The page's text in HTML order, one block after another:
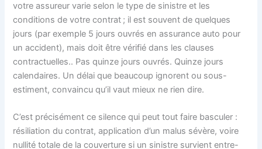
votre assureur varie selon le type de sinistre et les
conditions de votre contrat ; il est souvent de quelques
jours (par exemple 5 jours ouvrés en assurance auto pour
un accident), mais doit être vérifié dans les clauses
contractuelles.. Pas quinze jours ouvrés. Quinze jours
calendaires. Un délai que beaucoup ignorent ou sous-
estiment, convaincu qu’il vaut mieux ne rien dire.
C’est précisément ce silence qui peut tout faire basculer :
résiliation du contrat, application d’un malus sévère, voire
nullité totale de la couverture si un sinistre survient entre-